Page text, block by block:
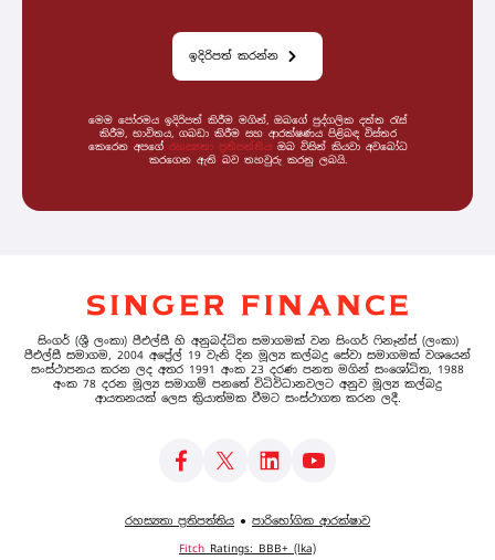
ඉදිරිපත් කරන්න
මෙම පෝරමය ඉදිරිපත් කිරීම මගින්, ඔබගේ පුද්ගලික දත්ත රැස්
කිරීම, භාවිතය, ගබඩා කිරීම සහ ආරක්ෂණය පිළිබඳ විස්තර
කෙරෙන අපගේ රහස්‍යතා ප්‍රතිපත්තියඔබ විසින් කියවා අවබෝධ
කරගෙන ඇති බව තහවුරු කරනු ලබයි.
සිංගර් (ශ්‍රී ලංකා) පීඑල්සී හි අනුබද්ධිත සමාගමක් වන සිංගර් ෆිනෑන්ස් (ලංකා)
පීඑල්සී සමාගම, 2004 අප්‍රේල් 19 වැනි දින මූල්‍ය කල්බදු සේවා සමාගමක් වශයෙන්
සංස්ථාපනය කරන ලද අතර 1991 අංක 23 දරණ පනත මගින් සංශෝධිත, 1988
අංක 78 දරන මූල්‍ය සමාගම් පනතේ විධිවිධානවලට අනුව මූල්‍ය කල්බදු
ආයතනයක් ලෙස ක්‍රියාත්මක වීමට සංස්ථාගත කරන ලදී.
රහස්‍යතා ප්‍රතිපත්තිය ● පාරිභෝගික ආරක්ෂාව
Fitch Ratings: BBB+ (lka)